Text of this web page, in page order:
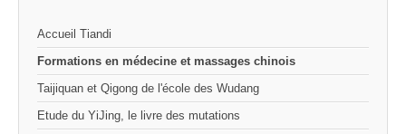
Accueil Tiandi
Formations en médecine et massages chinois
Taijiquan et Qigong de l'école des Wudang
Etude du YiJing, le livre des mutations